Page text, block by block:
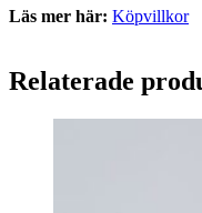
Läs mer här: Köpvillkor
Relaterade